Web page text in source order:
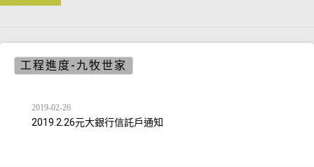
工程進度-九牧世家
2019-02-26
2019.2.26元大銀行信託戶通知